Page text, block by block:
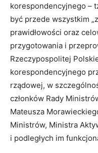
korespondencyjnego –
być przede wszystkim
prawidłowości oraz
przygotowania i
Rzeczypospolitej
korespondencyjnego
rządowej, w
członków Rady
Mateusza
Ministrów, Ministra
i podległych im